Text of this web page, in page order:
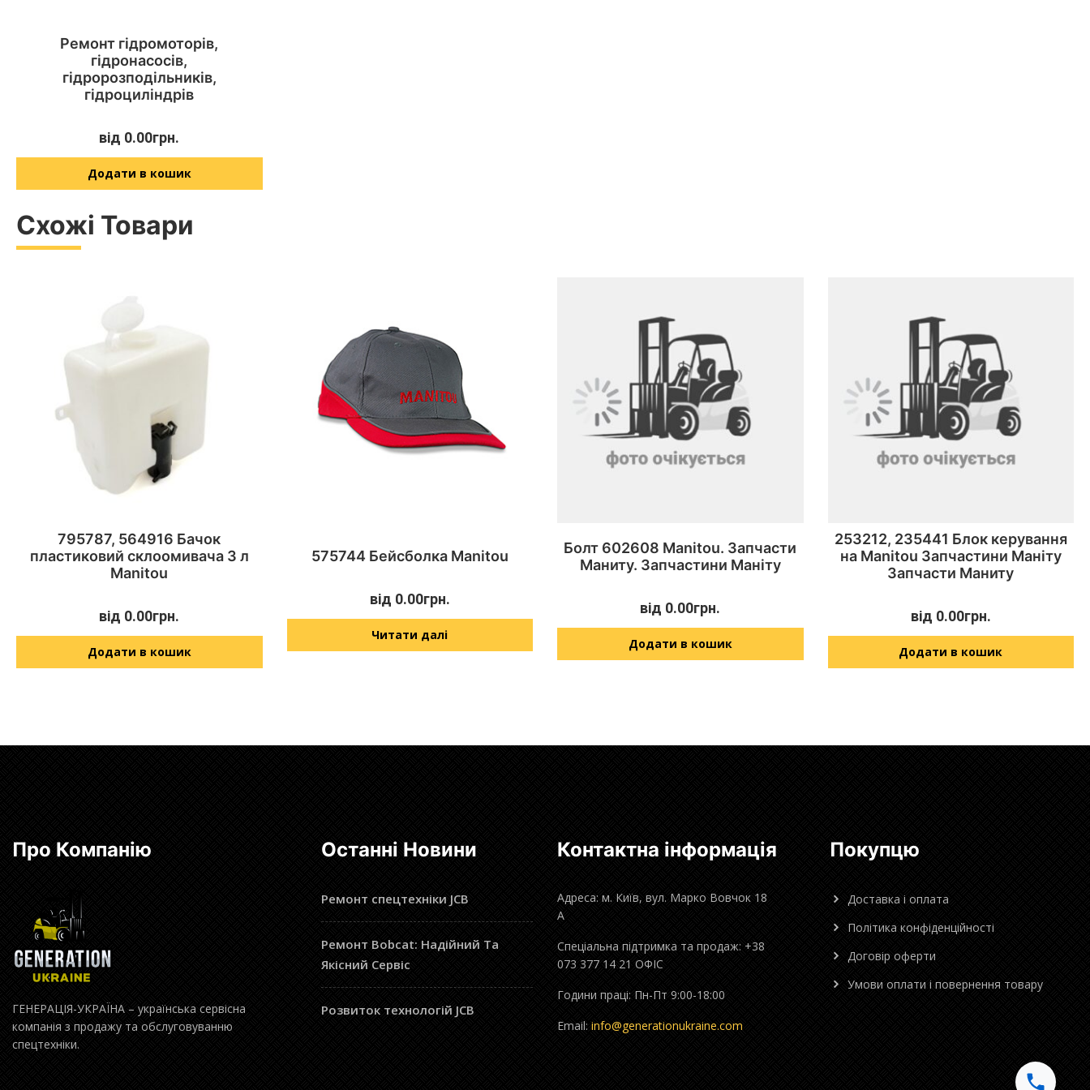
Ремонт гідромоторів,
гідронасосів,
гідророзподільників,
гідроциліндрів
від 0.00грн.
Додати в кошик
Схожі Товари
795787, 564916 Бачок
пластиковий склоомивача 3 л
Manitou
від 0.00грн.
Додати в кошик
575744 Бейсболка Manitou
від 0.00грн.
Читати далі
Болт 602608 Manitou. Запчасти
Маниту. Запчастини Маніту
від 0.00грн.
Додати в кошик
253212, 235441 Блок керування
на Manitou Запчастини Маніту
Запчасти Маниту
від 0.00грн.
Додати в кошик
Про Компанію
ГЕНЕРАЦІЯ-УКРАЇНА – українська сервісна
компанія з продажу та обслуговуванню
спецтехніки.
Останні Новини
Ремонт спецтехніки JCB
Ремонт Bobcat: Надійний Та
Якісний Сервіс
Розвиток технологій JCB
Контактна інформація
Адреса: м. Київ, вул. Марко Вовчок 18
А
Спеціальна підтримка та продаж: +38
073 377 14 21 ОФІС
Години праці: Пн-Пт 9:00-18:00
Email: info@generationukraine.com
Покупцю
Доставка і оплата
Політика конфіденційності
Договір оферти
Умови оплати і повернення товару